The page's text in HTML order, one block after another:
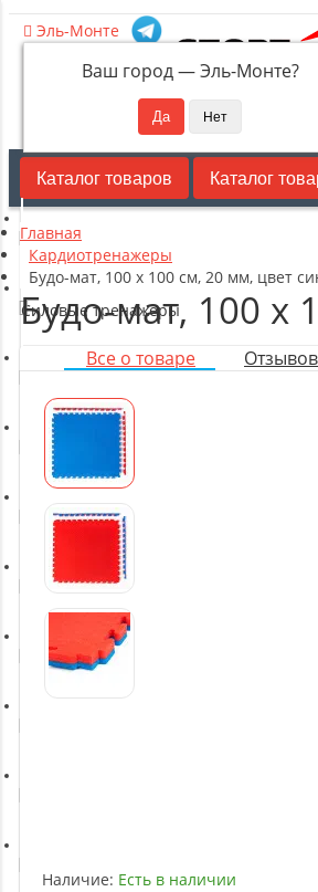
Эль-Монте
Ваш город —Эль-Монте?
Каталог товаров Каталог
Кардиотренажеры
Силовые тренажеры
Оборудование для настольного
Батуты
Баскетбольное оборудование
Массажное оборудование
Главная
Кардиотренажеры
Будо-мат, 100 x 100 см, 20 мм, цвет
Будо-мат, 100 x
Все о товаре
Наличие: Есть в наличии